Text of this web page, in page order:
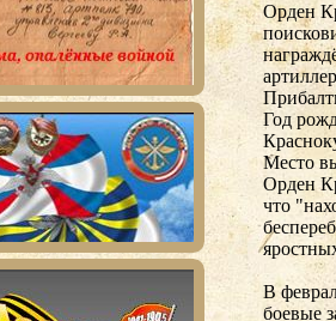
Орден
Год
Место
Орден
что
В
боевые